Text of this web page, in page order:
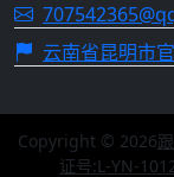
云南省昆明市
Copyright © 2026
证号:L-YN-